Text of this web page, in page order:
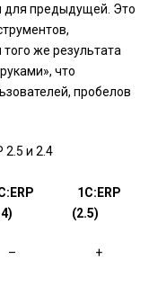
для предыдущей. Это
же результата
что
пробелов
2.5 и 2.4
1С:ERP
(2.5)
– +